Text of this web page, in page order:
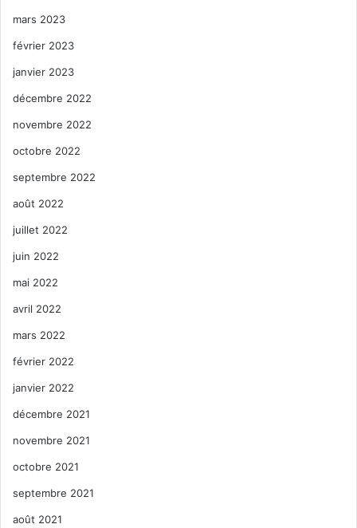
mars 2023
février 2023
janvier 2023
décembre 2022
novembre 2022
octobre 2022
septembre 2022
août 2022
juillet 2022
juin 2022
mai 2022
avril 2022
mars 2022
février 2022
janvier 2022
décembre 2021
novembre 2021
octobre 2021
septembre 2021
août 2021